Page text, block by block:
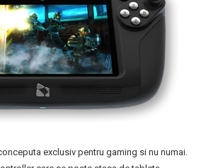
exclusiv pentru gaming si nu numai.